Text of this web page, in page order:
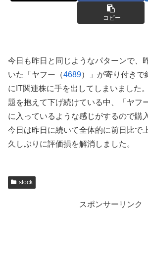
コピー
今日も昨日と同じようなパターンで、
いた「ヤフー（4689）」が寄り付き
にIT関連株に手を出してしまいました
題を抱えて下げ続けている中、「ヤフ
に入っているような感じがするので購入
今日は昨日に続いて全体的に前日比で
久しぶりに評価損を解消しました。
stock
スポンサーリンク